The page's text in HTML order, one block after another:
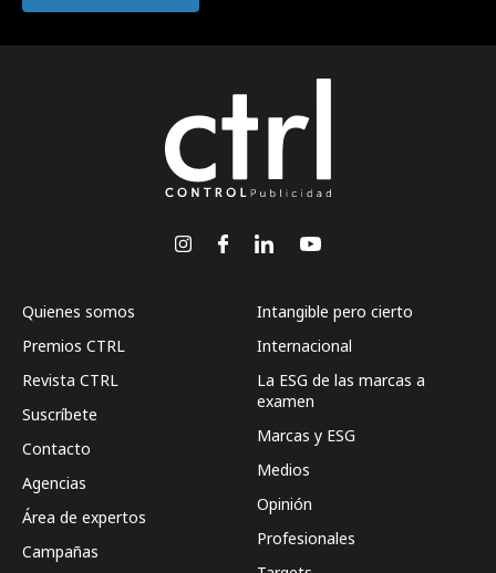
Quienes somos
Premios CTRL
Revista CTRL
Suscríbete
Contacto
Agencias
Área de expertos
Campañas
Intangible pero cierto
Internacional
La ESG de las marcas a
examen
Marcas y ESG
Medios
Opinión
Profesionales